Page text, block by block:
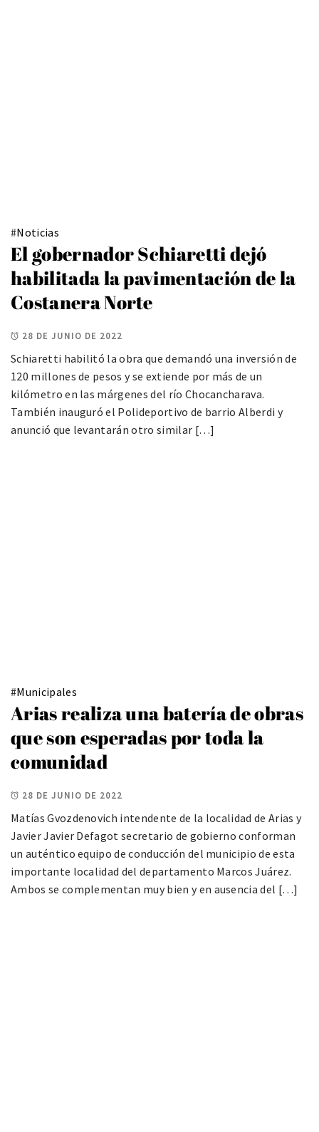
#Noticias
El gobernador Schiaretti dejó
habilitada la pavimentación de la
Costanera Norte
28 DE JUNIO DE 2022
Schiaretti habilitó la obra que demandó una inversión de
120 millones de pesos y se extiende por más de un
kilómetro en las márgenes del río Chocancharava.
También inauguró el Polideportivo de barrio Alberdi y
anunció que levantarán otro similar […]
#Municipales
Arias realiza una batería de obras
que son esperadas por toda la
comunidad
28 DE JUNIO DE 2022
Matías Gvozdenovich intendente de la localidad de Arias y
Javier Javier Defagot secretario de gobierno conforman
un auténtico equipo de conducción del municipio de esta
importante localidad del departamento Marcos Juárez.
Ambos se complementan muy bien y en ausencia del […]